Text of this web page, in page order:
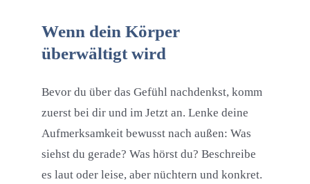
Wenn dein Körper
überwältigt wird
Bevor du über das Gefühl nachdenkst, komm
zuerst bei dir und im Jetzt an. Lenke deine
Aufmerksamkeit bewusst nach außen: Was
siehst du gerade? Was hörst du? Beschreibe
es laut oder leise, aber nüchtern und konkret.